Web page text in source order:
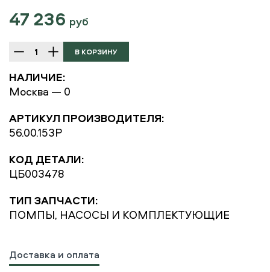
47 236 руб
НАЛИЧИЕ:
Москва — 0
АРТИКУЛ ПРОИЗВОДИТЕЛЯ:
56.00.153P
КОД ДЕТАЛИ:
ЦБ003478
ТИП ЗАПЧАСТИ:
ПОМПЫ, НАСОСЫ И КОМПЛЕКТУЮЩИЕ
Доставка и оплата